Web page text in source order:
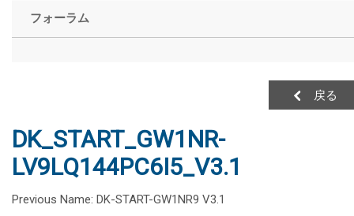
フォーラム
戻る
DK_START_GW1NR-
LV9LQ144PC6I5_V3.1
Previous Name: DK-START-GW1NR9 V3.1